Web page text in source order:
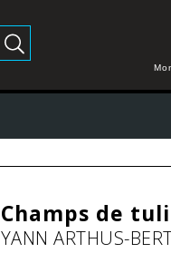
Champs de
YANN ARTHUS-